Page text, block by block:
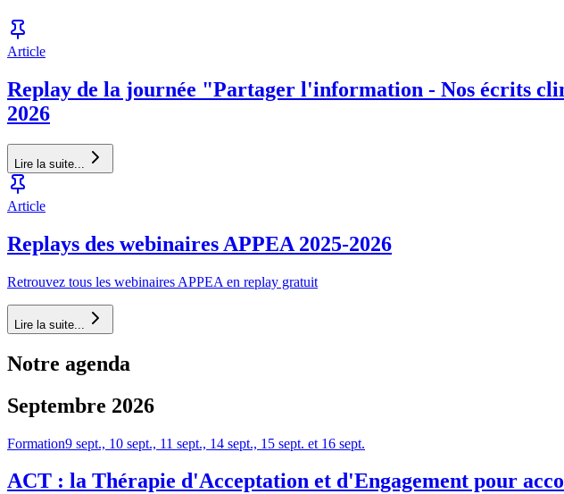
Article
Replay de la journée "Partager l'information - Nos écrits
2026
Lire la suite...
Article
Replays des webinaires APPEA 2025-2026
Retrouvez tous les webinaires APPEA en replay gratuit
Lire la suite...
Notre agenda
Septembre 2026
Formation9 sept., 10 sept., 11 sept., 14 sept., 15 sept. et 16 sept.
ACT : la Thérapie d'Acceptation et d'Engagement pour